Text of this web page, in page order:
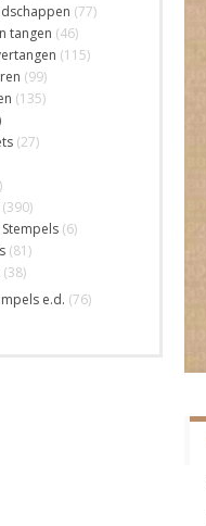
(77)
tangen (46)
(115)
(99)
(135)
(27)
(390)
(6)
(81)
(38)
e.d. (76)